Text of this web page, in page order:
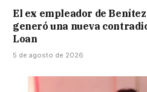
El ex empleador de
generó una nueva
Loan
5 de agosto de 2026